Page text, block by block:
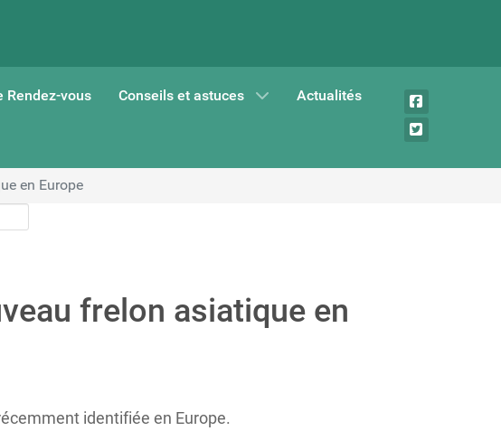
Rendez-vous Conseils et astuces Actualités
en Europe
frelon asiatique en
identifiée en Europe.